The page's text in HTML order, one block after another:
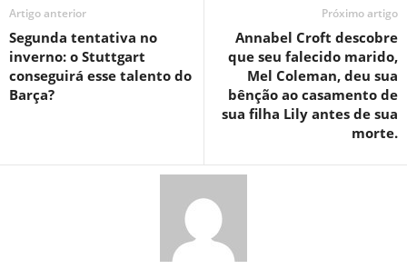
Artigo anterior
Segunda tentativa no
inverno: o Stuttgart
conseguirá esse talento do
Barça?
Próximo artigo
Annabel Croft descobre
que seu falecido marido,
Mel Coleman, deu sua
bênção ao casamento de
sua filha Lily antes de sua
morte.